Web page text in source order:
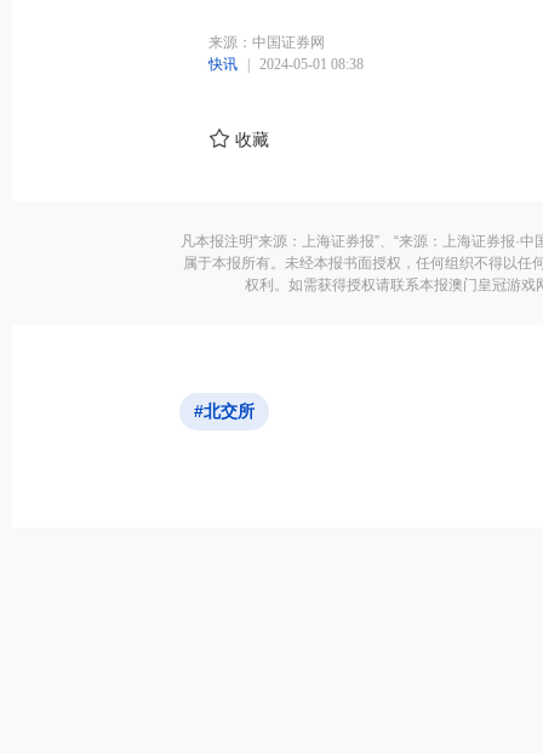
来源：中国证券网
快讯
2024-05-01 08:38
收藏
凡本报注明“来源：上海证券报”、“来源：上海证券报·
属于本报所有。未经本报书面授权，任何组织不得以
权利。如需获得授权请联系本报澳门皇冠游
#北交所